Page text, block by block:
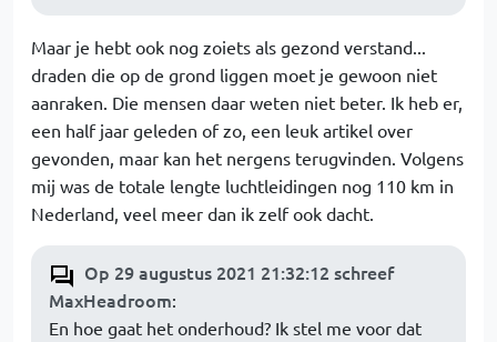
Maar je hebt ook nog zoiets als gezond verstand...
draden die op de grond liggen moet je gewoon niet
aanraken. Die mensen daar weten niet beter. Ik heb er,
een half jaar geleden of zo, een leuk artikel over
gevonden, maar kan het nergens terugvinden. Volgens
mij was de totale lengte luchtleidingen nog 110 km in
Nederland, veel meer dan ik zelf ook dacht.
Op 29 augustus 2021 21:32:12 schreef
MaxHeadroom:
En hoe gaat het onderhoud? Ik stel me voor dat